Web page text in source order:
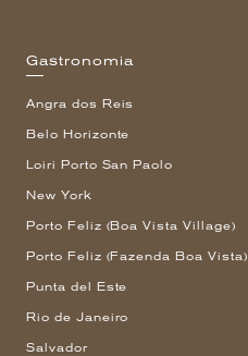
Gastronomia
Angra dos Reis
Belo Horizonte
Loiri Porto San Paolo
New York
Porto Feliz (Boa Vista Village)
Porto Feliz (Fazenda Boa Vista)
Punta del Este
Rio de Janeiro
Salvador